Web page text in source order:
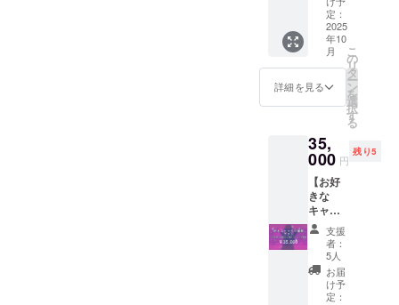
備考欄
にコス
ネーム
とXアカ
ウント
お願い
いたし
バッジ
です ※2
次元イ
ラスト
付きボ
メッ
セージ
は1分前
定して
おり、
制作予
定の
Live2D
モデル
のイラ
ストと
セット
でダウ
ンロー
※共通あ
りがと
うボイ
スは1分
前後を
予定し
ロード
URLを
メール
にて送
付させ
ていた
だきま
す ※お
名前の
掲載は
初配信
の際に
日程：
調整の
上決
定 時
間は会
場の利
め場所
ととも
にクラ
ウド
ファン
ディン
グ終了
後にお
知らせ
いたし
ます。
・場
ぷおぷ
おとオ
タクな
カラオ
ケをす
るプラ
ンで
す。一
ニソン
歌って
オタ活
した
り、コ
スプレ
情報の
交換な
どでき
る場に
しま
す。 ・
定：
2025
年10
月
詳細を見る
こ
の
リ
タ
ー
ン
を
選
択
す
る
35,
000 円
残り5
【お好
きな
キャラ
で撮影
プラ
ン】 ★
好きな
キャラ
（手持
支援
者：
5人
お届
け予
定：